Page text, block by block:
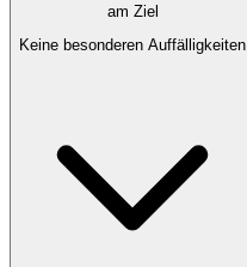
am Ziel
Keine besonderen Auffälligkeiten